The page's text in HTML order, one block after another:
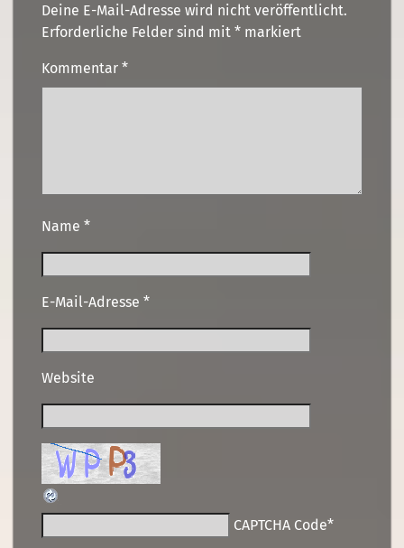
Deine E-Mail-Adresse wird nicht veröffentlicht.
Erforderliche Felder sind mit *markiert
Kommentar *
Name *
E-Mail-Adresse *
Website
CAPTCHA Code*